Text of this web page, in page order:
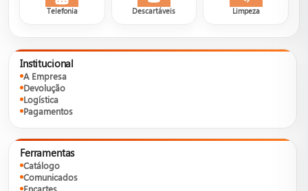
Telefonia Descartáveis Limpeza
Institucional
A Empresa
Devolução
Logística
Pagamentos
Ferramentas
Catálogo
Comunicados
Encartes